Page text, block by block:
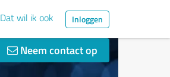
Dat wil ik ook Inloggen
Neem contact op